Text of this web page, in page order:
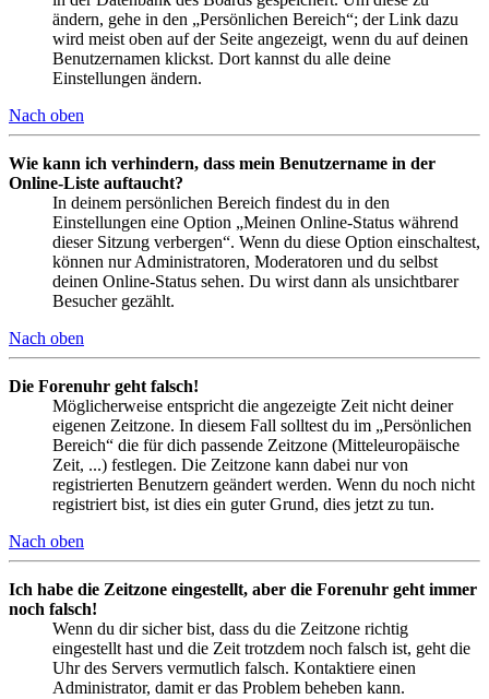
ändern, gehe in den „Persönlichen Bereich“; der Link dazu
wird meist oben auf der Seite angezeigt, wenn du auf deinen
Benutzernamen klickst. Dort kannst du alle deine
Einstellungen ändern.
Nach oben
Wie kann ich verhindern, dass mein Benutzername in der
Online-Liste auftaucht?
In deinem persönlichen Bereich findest du in den
Einstellungen eine Option „Meinen Online-Status während
dieser Sitzung verbergen“. Wenn du diese Option einschaltest,
können nur Administratoren, Moderatoren und du selbst
deinen Online-Status sehen. Du wirst dann als unsichtbarer
Besucher gezählt.
Nach oben
Die Forenuhr geht falsch!
Möglicherweise entspricht die angezeigte Zeit nicht deiner
eigenen Zeitzone. In diesem Fall solltest du im „Persönlichen
Bereich“ die für dich passende Zeitzone (Mitteleuropäische
Zeit, ...) festlegen. Die Zeitzone kann dabei nur von
registrierten Benutzern geändert werden. Wenn du noch nicht
registriert bist, ist dies ein guter Grund, dies jetzt zu tun.
Nach oben
Ich habe die Zeitzone eingestellt, aber die Forenuhr geht immer
noch falsch!
Wenn du dir sicher bist, dass du die Zeitzone richtig
eingestellt hast und die Zeit trotzdem noch falsch ist, geht die
Uhr des Servers vermutlich falsch. Kontaktiere einen
Administrator, damit er das Problem beheben kann.